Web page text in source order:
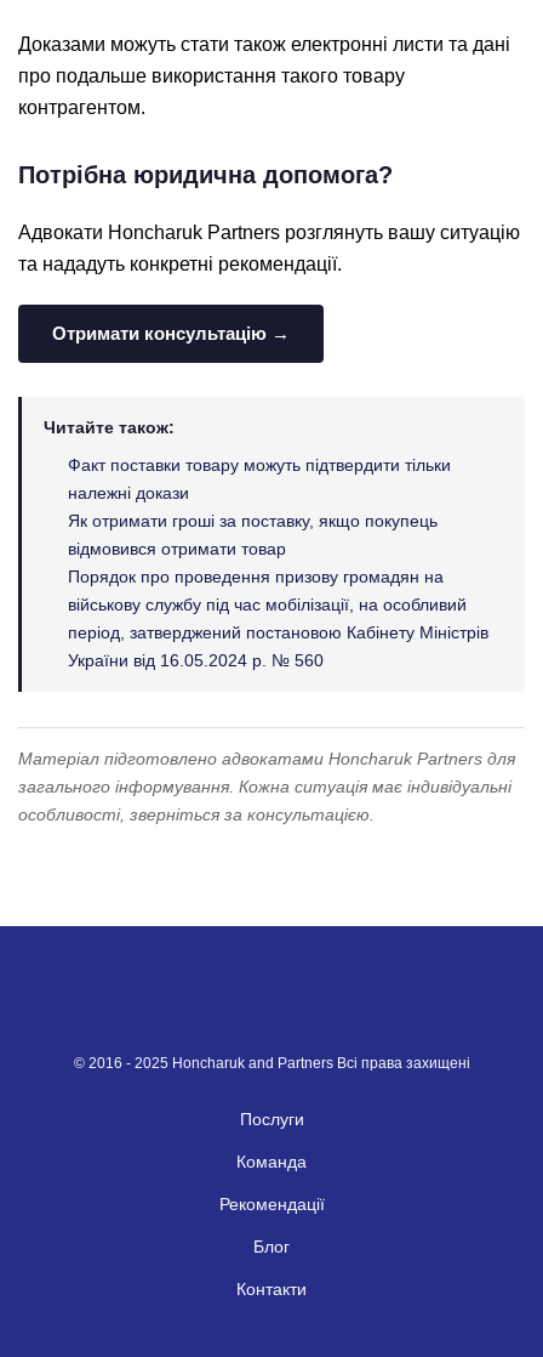
Доказами можуть стати також електронні листи та дані
про подальше використання такого товару
контрагентом.
Потрібна юридична допомога?
Адвокати Honcharuk Partners розглянуть вашу ситуацію
та нададуть конкретні рекомендації.
Отримати консультацію →
Читайте також:
Факт поставки товару можуть підтвердити тільки
належні докази
Як отримати гроші за поставку, якщо покупець
відмовився отримати товар
Порядок про проведення призову громадян на
військову службу під час мобілізації, на особливий
період, затверджений постановою Кабінету Міністрів
України від 16.05.2024 р. № 560
Матеріал підготовлено адвокатами Honcharuk Partners для
загального інформування. Кожна ситуація має індивідуальні
особливості, зверніться за консультацією.
© 2016 - 2025 Honcharuk and Partners Всі права захищені
Послуги
Команда
Рекомендації
Блог
Контакти